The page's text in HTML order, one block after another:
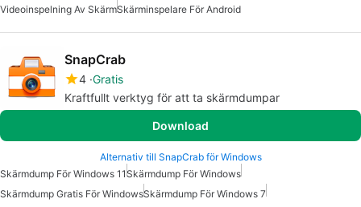
Videoinspelning Av SkärmSkärminspelare För Android
SnapCrab
4 Gratis
Kraftfullt verktyg för att ta skärmdumpar
Download
Alternativ till SnapCrab för Windows
Skärmdump För Windows 11Skärmdump För Windows
Skärmdump Gratis För WindowsSkärmdump För Windows 7